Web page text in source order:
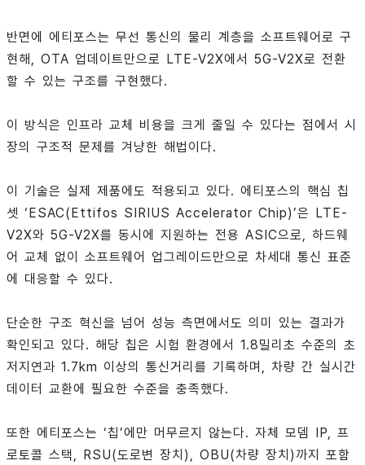
반면에 에티포스는 무선 통신의 물리 계층을 소프트웨어로 구
현해, OTA 업데이트만으로 LTE-V2X에서 5G-V2X로 전환
할 수 있는 구조를 구현했다.
이 방식은 인프라 교체 비용을 크게 줄일 수 있다는 점에서 시
장의 구조적 문제를 겨냥한 해법이다.
이 기술은 실제 제품에도 적용되고 있다. 에티포스의 핵심 칩
셋 ‘ESAC(Ettifos SIRIUS Accelerator Chip)’은 LTE-
V2X와 5G-V2X를 동시에 지원하는 전용 ASIC으로, 하드웨
어 교체 없이 소프트웨어 업그레이드만으로 차세대 통신 표준
에 대응할 수 있다.
단순한 구조 혁신을 넘어 성능 측면에서도 의미 있는 결과가
확인되고 있다. 해당 칩은 시험 환경에서 1.8밀리초 수준의 초
저지연과 1.7km 이상의 통신거리를 기록하며, 차량 간 실시간
데이터 교환에 필요한 수준을 충족했다.
또한 에티포스는 ‘칩’에만 머무르지 않는다. 자체 모뎀 IP, 프
로토콜 스택, RSU(도로변 장치), OBU(차량 장치)까지 포함